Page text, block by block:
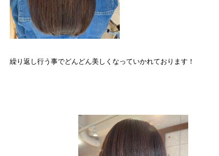
繰り返し行う事でどんどん美しくなっていかれております！